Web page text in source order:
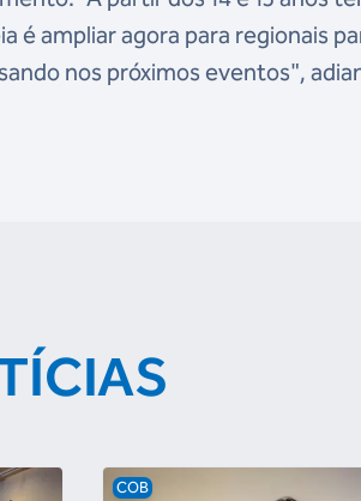
é ampliar agora para regionais
nos próximos eventos",
COB